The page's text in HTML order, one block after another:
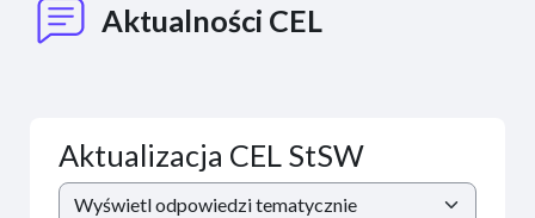
Aktualności CEL
Aktualizacja CEL StSW